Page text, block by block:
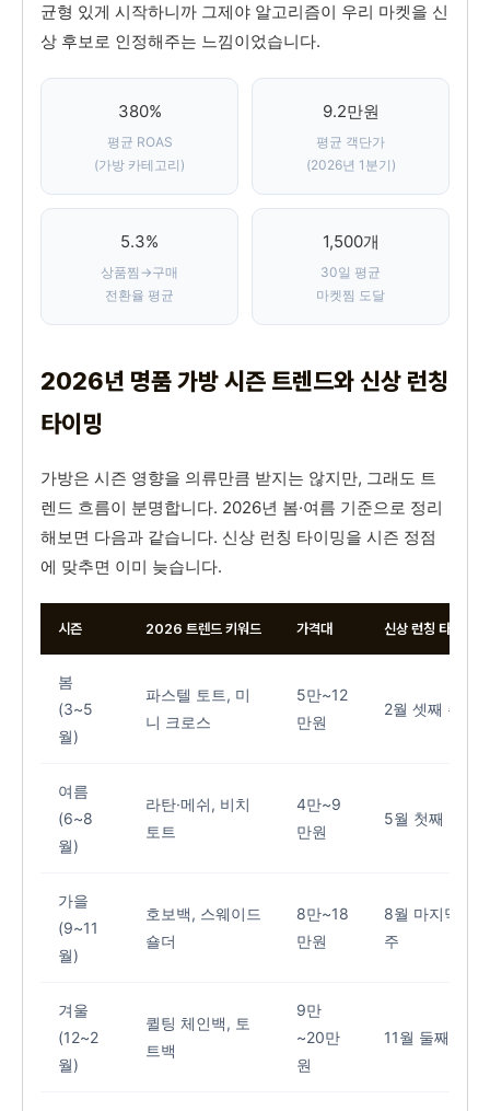
균형 있게 시작하니까 그제야 알고리즘이 우리 마켓을 신
상 후보로 인정해주는 느낌이었습니다.
380%
평균 ROAS
(가방 카테고리)
9.2만원
평균 객단가
(2026년 1분기)
5.3%
상품찜→구매
전환율 평균
1,500개
30일 평균
마켓찜 도달
2026년 명품 가방 시즌 트렌드와 신상 런칭
타이밍
가방은 시즌 영향을 의류만큼 받지는 않지만, 그래도 트
렌드 흐름이 분명합니다. 2026년 봄·여름 기준으로 정리
해보면 다음과 같습니다. 신상 런칭 타이밍을 시즌 정점
에 맞추면 이미 늦습니다.
시즌 2026 트렌드 키워드 가격대 신상 런칭 타이밍
봄
(3~5
월)
파스텔 토트, 미
니 크로스
5만~12
만원
2월 셋째 주
여름
(6~8
월)
라탄·메쉬, 비치
토트
4만~9
만원
5월 첫째 주
가을
(9~11
월)
호보백, 스웨이드
숄더
8만~18
만원
8월 마지막
주
겨울
(12~2
월)
퀼팅 체인백, 토
트백
9만
~20만
원
11월 둘째 주